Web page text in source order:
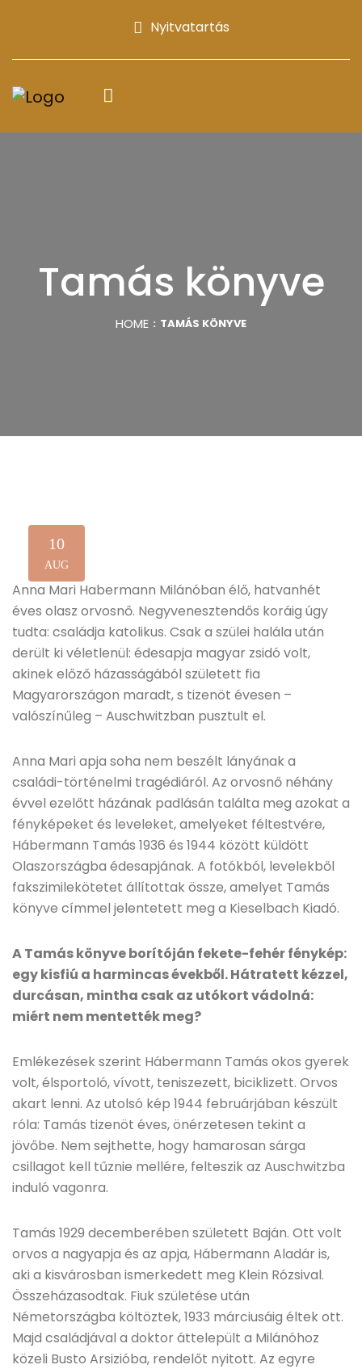
Nyitvatartás
Tamás könyve
HOME TAMÁS KÖNYVE
10
AUG
Anna Mari Habermann Milánóban élő, hatvanhét
éves olasz orvosnő. Negyvenesztendős koráig úgy
tudta: családja katolikus. Csak a szülei halála után
derült ki véletlenül: édesapja magyar zsidó volt,
akinek előző házasságából született fia
Magyarországon maradt, s tizenöt évesen –
valószínűleg – Auschwitzban pusztult el.
Anna Mari apja soha nem beszélt lányának a
családi-történelmi tragédiáról. Az orvosnő néhány
évvel ezelőtt házának padlásán találta meg azokat a
fényképeket és leveleket, amelyeket féltestvére,
Hábermann Tamás 1936 és 1944 között küldött
Olaszországba édesapjának. A fotókból, levelekből
fakszimilekötetet állítottak össze, amelyet Tamás
könyve címmel jelentetett meg a Kieselbach Kiadó.
A Tamás könyve borítóján fekete-fehér fénykép:
egy kisfiú a harmincas évekből. Hátratett kézzel,
durcásan, mintha csak az utókort vádolná:
miért nem mentették meg?
Emlékezések szerint Hábermann Tamás okos gyerek
volt, élsportoló, vívott, teniszezett, biciklizett. Orvos
akart lenni. Az utolsó kép 1944 februárjában készült
róla: Tamás tizenöt éves, önérzetesen tekint a
jövőbe. Nem sejthette, hogy hamarosan sárga
csillagot kell tűznie mellére, felteszik az Auschwitzba
induló vagonra.
Tamás 1929 decemberében született Baján. Ott volt
orvos a nagyapja és az apja, Hábermann Aladár is,
aki a kisvárosban ismerkedett meg Klein Rózsival.
Összeházasodtak. Fiuk születése után
Németországba költöztek, 1933 márciusáig éltek ott.
Majd családjával a doktor áttelepült a Milánóhoz
közeli Busto Arsizióba, rendelőt nyitott. Az egyre